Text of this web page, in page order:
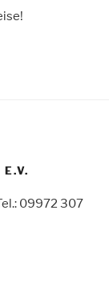
09972 307